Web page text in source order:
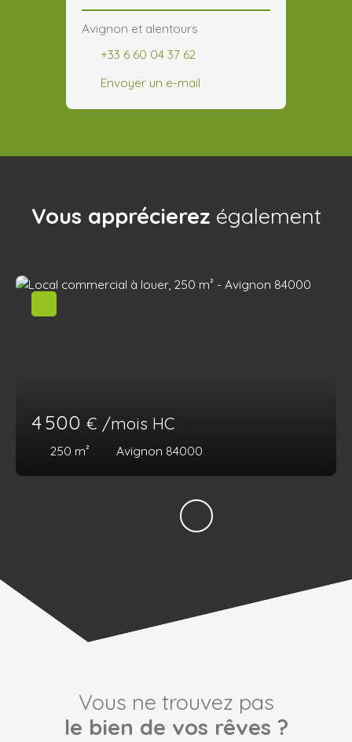
CHR
Avignon et alentours
+33 6 60 04 37 62
Envoyer un e-mail
Vous apprécierez également
4 500 € /mois HC
250 m² Avignon 84000
Vous ne trouvez pas
le bien de vos rêves ?